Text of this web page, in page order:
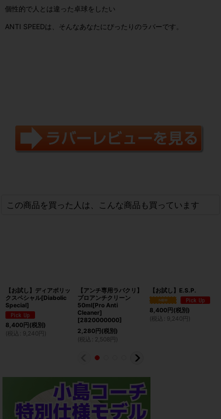
個性的で人とは違った卓球をしたい
ANTI SPEEDは、そんなあなたにぴったりのラバーです。
この商品を買った人は、こんな商品も買っています
【お試し】ディアボリッ
クスペシャル[Diabolic
Special]
8,400円(税別)
(税込 : 9,240円 )
【アンチ専用ラバクリ】
プロアンチクリーン
50ml[Pro Anti
Cleaner]
[2820000000]
2,280 円 (税別)
(税込 : 2,508 円 )
【お試し】E.S.P.
8,400円(税別)
(税込 : 9,240円 )